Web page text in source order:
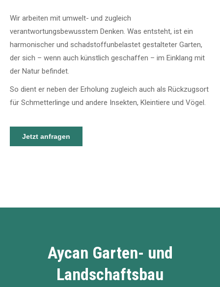
Wir arbeiten mit umwelt- und zugleich
verantwortungsbewusstem Denken. Was entsteht, ist ein
harmonischer und schadstoffunbelastet gestalteter Garten,
der sich – wenn auch künstlich geschaffen – im Einklang mit
der Natur befindet.
So dient er neben der Erholung zugleich auch als Rückzugsort
für Schmetterlinge und andere Insekten, Kleintiere und Vögel.
Jetzt anfragen
Aycan Garten- und
Landschaftsbau